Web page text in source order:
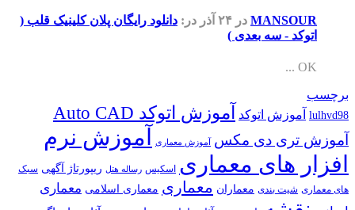
MANSOUR در ۲۴ آذر در: دانلود رایگان پلان کلینیک قلب (
اتوکد - سه بعدی )
OK ...
برچسب
lulhvd98 آموزش اتوکد آموزش اتوکد Auto CAD
آموزش تری دی مکس آموزش معماری
آموزش نرم
افزار های معماری اسکیس رساله هتل ریپورتاژ آگهی سبک
های معماری شیت بندی معماران معماری معماری اسلامی معماری